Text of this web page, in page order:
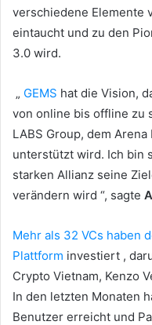
verschiedene Elemente
eintaucht und zu den
3.0 wird.
„ GEMS hat die Vision,
von online bis offline zu
LABS Group, dem
unterstützt wird. Ich bin
starken Allianz seine
verändern wird “, sagte
Mehr als 32 VCs haben
Plattform investiert ,
Crypto Vietnam, Kenzo
In den letzten Monaten
Benutzer erreicht und